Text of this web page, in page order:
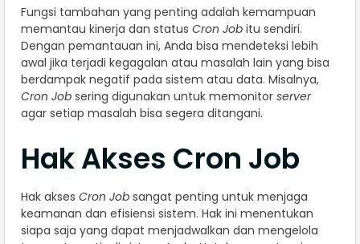
Fungsi tambahan yang penting adalah kemampuan
memantau kinerja dan status Cron Job itu sendiri.
Dengan pemantauan ini, Anda bisa mendeteksi lebih
awal jika terjadi kegagalan atau masalah lain yang bisa
berdampak negatif pada sistem atau data. Misalnya,
Cron Job sering digunakan untuk memonitor server
agar setiap masalah bisa segera ditangani.
Hak Akses Cron Job
Hak akses Cron Job sangat penting untuk menjaga
keamanan dan efisiensi sistem. Hak ini menentukan
siapa saja yang dapat menjadwalkan dan mengelola